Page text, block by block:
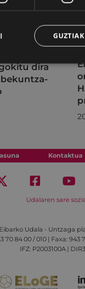
dira
Kontaktua
Udalaren sare
Eibarko Udala - Untzaga
70 84 00 / 010 | Faxa: 943
IFZ: P2003100A |